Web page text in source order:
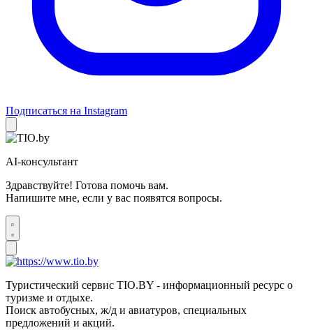
Подписаться на Instagram
AI-консультант
Здравствуйте! Готова помочь вам.
Напишите мне, если у вас появятся вопросы.
Туристический сервис TIO.BY - информационный ресурс о
туризме и отдыхе.
Поиск автобусных, ж/д и авиатуров, специальных
предложений и акций.